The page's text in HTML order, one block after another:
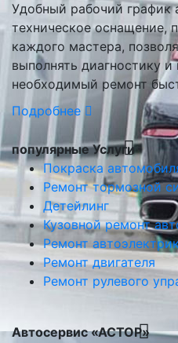
Удобный рабочий график
техническое оснащение,
каждого мастера,
выполнять диагностику
необходимый ремонт
Подробнее
популярные Услуги
Покраска
Ремонт тормозной
Детейлинг
Кузовной ремонт
Ремонт
Ремонт двигателя
Ремонт рулевого
Автосервис «АСТОР»